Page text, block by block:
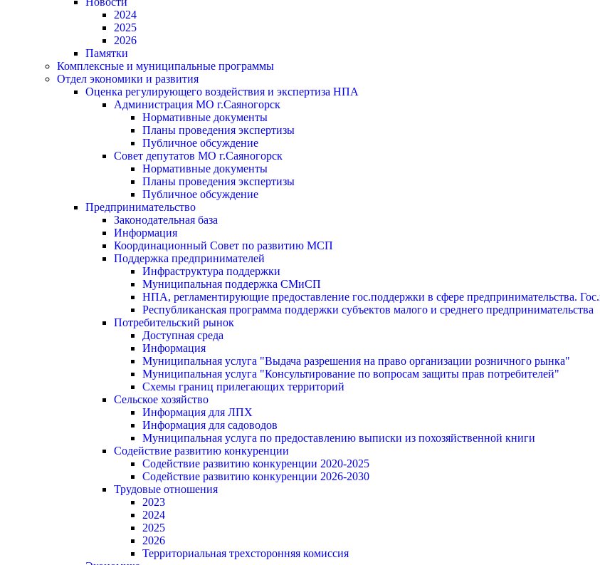
2024
2025
2026
Памятки
Комплексные и муниципальные программы
Отдел экономики и развития
Оценка регулирующего воздействия и экспертиза НПА
Администрация МО г.Саяногорск
Нормативные документы
Планы проведения экспертизы
Публичное обсуждение
Совет депутатов МО г.Саяногорск
Нормативные документы
Планы проведения экспертизы
Публичное обсуждение
Предпринимательство
Законодательная база
Информация
Координационный Совет по развитию МСП
Поддержка предпринимателей
Инфраструктура поддержки
Муниципальная поддержка СМиСП
НПА, регламентирующие предоставление гос.поддержки в сфере предпринимательства.
Республиканская программа поддержки субъектов малого и среднего предпринимательства
Потребительский рынок
Доступная среда
Информация
Муниципальная услуга "Выдача разрешения на право организации розничного рынка"
Муниципальная услуга "Консультирование по вопросам защиты прав потребителей"
Схемы границ прилегающих территорий
Сельское хозяйство
Информация для ЛПХ
Информация для садоводов
Муниципальная услуга по предоставлению выписки из похозяйственной книги
Содействие развитию конкуренции
Содействие развитию конкуренции 2020-2025
Содействие развитию конкуренции 2026-2030
Трудовые отношения
2023
2024
2025
2026
Территориальная трехсторонняя комиссия